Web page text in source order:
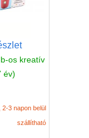
os kreatív
év)
2-3 napon belül
szállítható